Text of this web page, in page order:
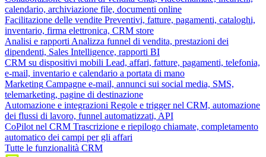
calendario, archiviazione file, documenti online
Facilitazione delle vendite Preventivi, fatture, pagamenti, cataloghi,
inventario, firma elettronica, CRM store
Analisi e rapporti Analizza funnel di vendita, prestazioni dei
dipendenti, Sales Intelligence, rapporti BI
CRM su dispositivi mobili Lead, affari, fatture, pagamenti, telefonia,
e-mail, inventario e calendario a portata di mano
Marketing Campagne e-mail, annunci sui social media, SMS,
telemarketing, pagine di destinazione
Automazione e integrazioni Regole e trigger nel CRM, automazione
dei flussi di lavoro, funnel automatizzati, API
CoPilot nel CRM Trascrizione e riepilogo chiamate, completamento
automatico dei campi per gli affari
Tutte le funzionalità CRM